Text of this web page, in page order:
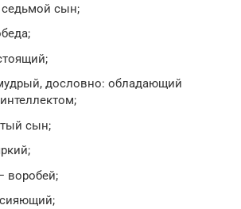
сын;
дословно: обладающий
сын;
воробей;